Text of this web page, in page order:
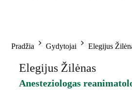
Pradžia Gydytojai Elegijus
Elegijus Žilėnas
Anesteziologas